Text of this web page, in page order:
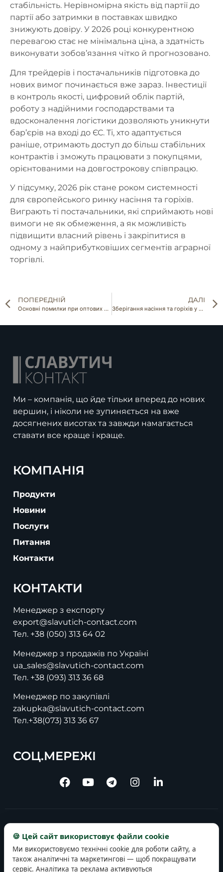
стабільність. Нерівномірна якість від партії до
партії або затримки в поставках швидко
знижують довіру. У 2026 році конкурентною
перевагою стає не мінімальна ціна, а здатність
виконувати зобов’язання чітко й прогнозовано.
Для трейдерів і постачальників підготовка до
нових вимог починається вже зараз. Інвестиції
в контроль якості, цифровий облік партій,
роботу з надійними господарствами та
вдосконалення логістики дозволяють уникнути
бар’єрів на вході до ЄС. Ті, хто адаптується
раніше, отримають доступ до більш стабільних
контрактів і зможуть працювати з покупцями,
орієнтованими на довгострокову співпрацю.
У підсумку, 2026 рік стане роком системності
для європейського ринку насіння та горіхів.
Виграють ті постачальники, які сприймають нові
вимоги не як обмеження, а як можливість
підвищити власний рівень і закріпитися в
одному з найприбутковіших сегментів аграрної
торгівлі.
ПОПЕРЕДНІЙ
Основні помилки при оптових закупівлях горіхів: досвід ринку та реальні кейси
ДАЛІ
Зберігання насіння та горіхів у міжсезоння: як не втратити якість і гроші
Ми – компанія, що йде тільки вперед до нових
вершин, і ніколи не зупиняється на вже
досягнених висотах та завжди намагається
ставати все краще і краще.
КОМПАНІЯ
Продукти
Новини
Послуги
Питання
Контакти
КОНТАКТИ
Менеджер з експорту
export@slavutich-contact.com
Тел. +38 (050) 313 64 02
Менеджер з продажів по Україні
ua_sales@slavutich-contact.com
Тел. +38 (093) 313 36 68
Менеджер по закупівлі
zakupka@slavutich-contact.com
Тел.+38(073) 313 36 67
СОЦ.МЕРЕЖІ
🍪 Цей сайт використовує файли cookie
Ми використовуємо технічні cookie для роботи сайту, а
також аналітичні та маркетингові — щоб покращувати
сервіс. Аналітика та реклама активуються